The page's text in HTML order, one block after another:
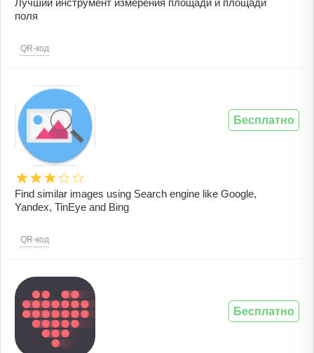
Лучший инструмент измерения площади и площади
поля
QR-код
Find similar images using Search engine like Google,
Yandex, TinEye and Bing
QR-код
Бесплатно
Бесплатно